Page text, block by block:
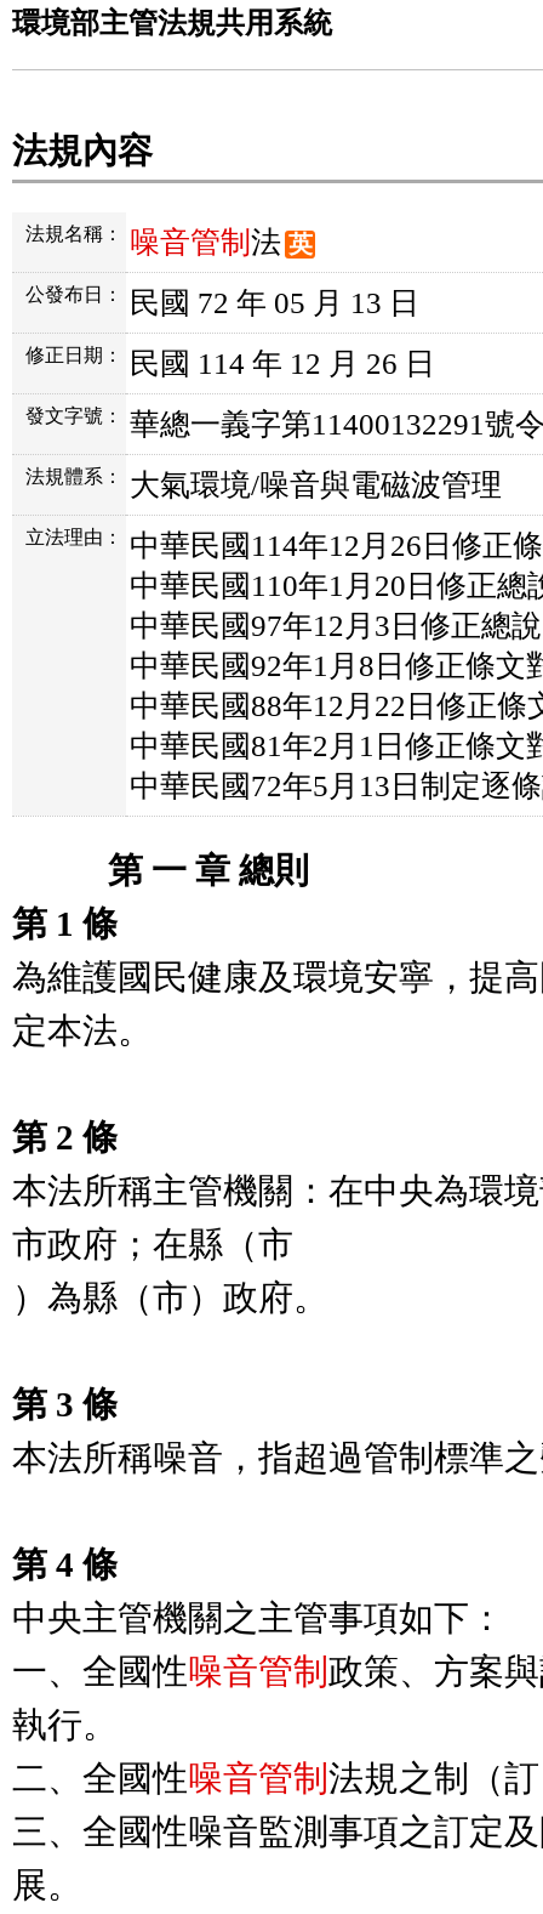
環境部主管法規共用系統
法規內容
法規名稱： 噪音管制法 英
公發布日： 民國 72 年 05 月 13 日
修正日期： 民國 114 年 12 月 26 日
發文字號： 華總一義字第11400132291號
法規體系： 大氣環境/噪音與電磁波管理
立法理由：
中華民國114年12月26日修正
中華民國110年1月20日修正總
中華民國97年12月3日修正總
中華民國92年1月8日修正條文
中華民國88年12月22日修正條
中華民國81年2月1日修正條文
中華民國72年5月13日制定逐
第 一 章 總則
第 1 條
為維護國民健康及環境安寧，提
定本法。
第 2 條
本法所稱主管機關：在中央為環
市政府；在縣（市
）為縣（市）政府。
第 3 條
本法所稱噪音，指超過管制標準
第 4 條
中央主管機關之主管事項如下：
一、全國性噪音管制 政策、方案
執行。
二、全國性噪音管制 法規之制（
三、全國性噪音監測事項之訂定
展。